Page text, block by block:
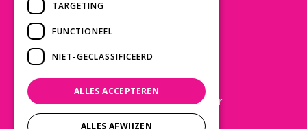
Laat een Google review achter
TARGETING
FUNCTIONEEL
NIET-GECLASSIFICEERD
ALLES ACCEPTEREN
ALLES AFWIJZEN